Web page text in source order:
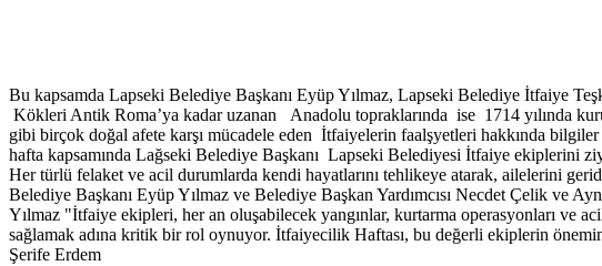
Bu kapsamda Lapseki Belediye Başkanı Eyüp Yılmaz, Lapseki Belediye İtfaiye
Kökleri Antik Roma’ya kadar uzanan Anadolu topraklarında ise 1714 yılında
gibi birçok doğal afete karşı mücadele eden İtfaiyelerin faalşyetleri hakkında
hafta kapsamında Lağseki Belediye Başkanı Lapseki Belediyesi İtfaiye ekiplerini
Her türlü felaket ve acil durumlarda kendi hayatlarını tehlikeye atarak, ailelerini
Belediye Başkanı Eyüp Yılmaz ve Belediye Başkan Yardımcısı Necdet Çelik ve
Yılmaz "İtfaiye ekipleri, her an oluşabilecek yangınlar, kurtarma operasyonları ve
sağlamak adına kritik bir rol oynuyor. İtfaiyecilik Haftası, bu değerli ekiplerin
Şerife Erdem